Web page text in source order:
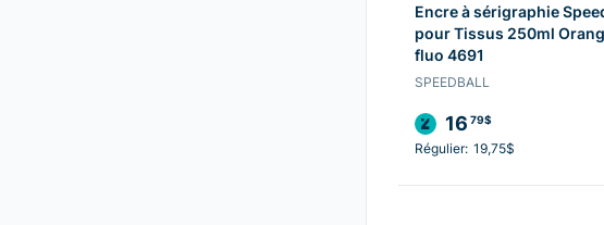
Encre à sérigraphie
pour Tissus 250ml
fluo 4691
SPEEDBALL
16 79$
Régulier: 19,75$